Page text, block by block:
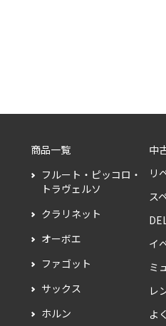
商品一覧
フルート・ピッコロ・
トラヴェルソ
クラリネット
オーボエ
ファゴット
サックス
ホルン
中
リ
ス
イ
ミ
レ
よ